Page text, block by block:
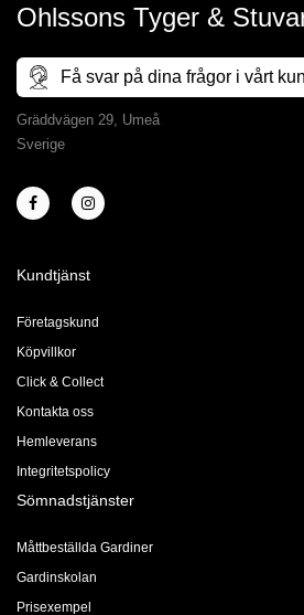
Ohlssons Tyger &
Få svar på dina frågor i vårt
Gräddvägen 29, Umeå
Sverige
Kundtjänst
Företagskund
Köpvillkor
Click & Collect
Kontakta oss
Hemleverans
Integritetspolicy
Sömnadstjänster
Måttbeställda Gardiner
Gardinskolan
Prisexempel